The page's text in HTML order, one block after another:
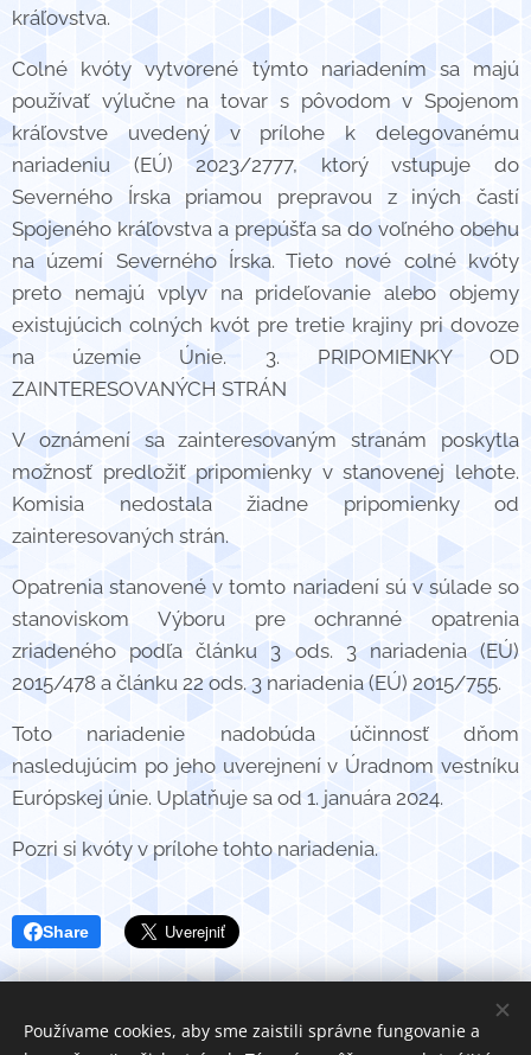
kráľovstva.
Colné kvóty vytvorené týmto nariadením sa majú
používať výlučne na tovar s pôvodom v Spojenom
kráľovstve uvedený v prílohe k delegovanému
nariadeniu (EÚ) 2023/2777, ktorý vstupuje do
Severného Írska priamou prepravou z iných častí
Spojeného kráľovstva a prepúšťa sa do voľného obehu
na území Severného Írska. Tieto nové colné kvóty
preto nemajú vplyv na prideľovanie alebo objemy
existujúcich colných kvót pre tretie krajiny pri dovoze
na územie Únie. 3. PRIPOMIENKY OD
ZAINTERESOVANÝCH STRÁN
V oznámení sa zainteresovaným stranám poskytla
možnosť predložiť pripomienky v stanovenej lehote.
Komisia nedostala žiadne pripomienky od
zainteresovaných strán.
Opatrenia stanovené v tomto nariadení sú v súlade so
stanoviskom Výboru pre ochranné opatrenia
zriadeného podľa článku 3 ods. 3 nariadenia (EÚ)
2015/478 a článku 22 ods. 3 nariadenia (EÚ) 2015/755.
Toto nariadenie nadobúda účinnosť dňom
nasledujúcim po jeho uverejnení v Úradnom vestníku
Európskej únie. Uplatňuje sa od 1. januára 2024.
Pozri si kvóty v prílohe tohto nariadenia.
Share
Používame cookies, aby sme zaistili správne fungovanie a